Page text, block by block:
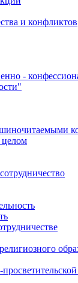
и конфликтов
-
целом